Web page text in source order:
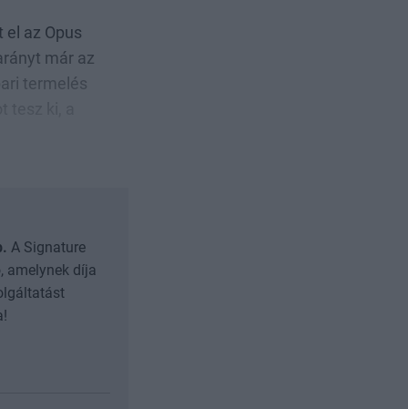
el az Opus
már az
termelés
A Signature
amelynek díja